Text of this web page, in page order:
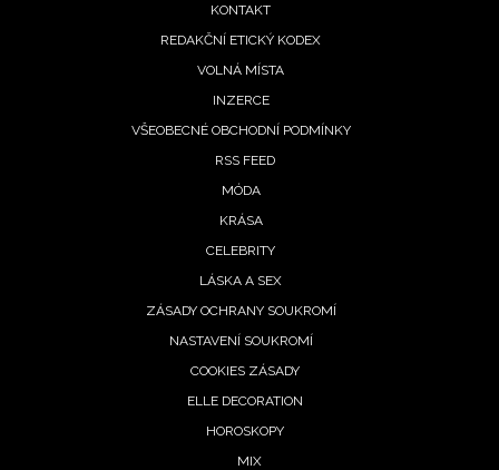
KONTAKT
REDAKČNÍ ETICKÝ KODEX
VOLNÁ MÍSTA
INZERCE
VŠEOBECNÉ OBCHODNÍ PODMÍNKY
RSS FEED
MÓDA
KRÁSA
CELEBRITY
LÁSKA A SEX
ZÁSADY OCHRANY SOUKROMÍ
NASTAVENÍ SOUKROMÍ
COOKIES ZÁSADY
ELLE DECORATION
HOROSKOPY
MIX